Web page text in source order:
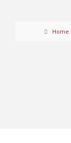
Home